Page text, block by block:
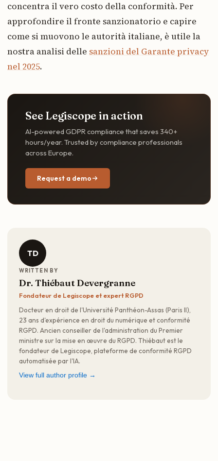
concentra il vero costo della conformità. Per
approfondire il fronte sanzionatorio e capire
come si muovono le autorità italiane, è utile la
nostra analisi delle sanzioni del Garante privacy
nel 2025.
See Legiscope in action
AI-powered GDPR compliance that saves 340+
hours/year. Trusted by compliance professionals
across Europe.
Request a demo
TD
WRITTEN BY
Dr. Thiébaut Devergranne
Fondateur de Legiscope et expert RGPD
Docteur en droit de l'Université Panthéon-Assas (Paris II),
23 ans d'expérience en droit du numérique et conformité
RGPD. Ancien conseiller de l'administration du Premier
ministre sur la mise en œuvre du RGPD. Thiébaut est le
fondateur de Legiscope, plateforme de conformité RGPD
automatisée par l'IA.
View full author profile →